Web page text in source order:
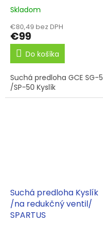
Skladom
€80,49 bez DPH
€99
Do košíka
Suchá predloha GCE SG-5
/SP-50 Kyslík
Suchá predloha Kyslík
/na redukčný ventil/
SPARTUS